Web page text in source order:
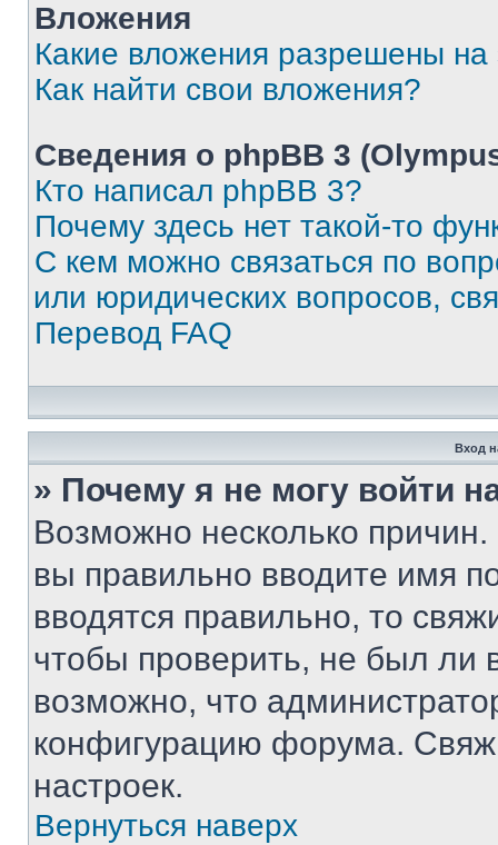
Вложения
Какие вложения разрешены
Как найти свои вложения?
Сведения о phpBB 3
Кто написал phpBB 3?
Почему здесь нет такой-то
С кем можно связаться по
или юридических вопросов,
Перевод FAQ
Вход
» Почему я не могу войти
Возможно несколько
вы правильно вводите имя
вводятся правильно, то
чтобы проверить, не был ли
возможно, что
конфигурацию форума.
настроек.
Вернуться наверх